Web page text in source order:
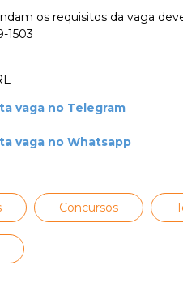
os requisitos da vaga
1503
vaga no Telegram
vaga no Whatsapp
Concursos